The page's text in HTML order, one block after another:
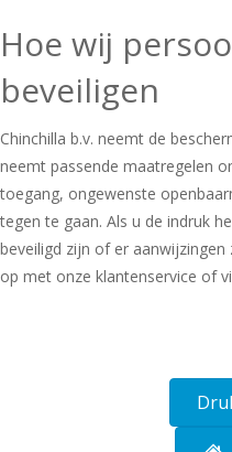
Hoe wij
beveiligen
Chinchilla b.v. neemt de
neemt passende maatregelen
toegang, ongewenste
tegen te gaan. Als u de indruk
beveiligd zijn of er
op met onze klantenservice of